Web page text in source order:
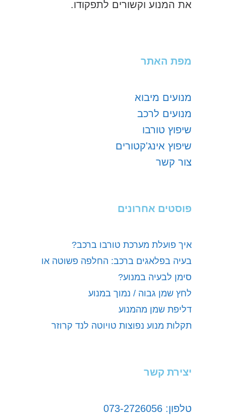
את המנוע וקשורים לתפקודו.
מפת האתר
מנועים מיבוא
מנועים לרכב
שיפוץ טורבו
שיפוץ אינג'קטורים
צור קשר
פוסטים אחרונים
איך פועלת מערכת טורבו ברכב?
בעיה בפלאגים ברכב: החלפה פשוטה או
סימן לבעיה במנוע?
לחץ שמן גבוה / נמוך במנוע
דליפת שמן מהמנוע
תקלות מנוע נפוצות טויוטה לנד קרוזר
יצירת קשר
טלפון: 073-2726056